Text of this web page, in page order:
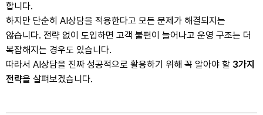
합니다.
하지만 단순히 AI상담을 적용한다고 모든 문제가 해결되지는
않습니다. 전략 없이 도입하면 고객 불편이 늘어나고 운영 구조는 더
복잡해지는 경우도 있습니다.
따라서 AI상담을 진짜 성공적으로 활용하기 위해 꼭 알아야 할 3가지
전략을 살펴보겠습니다.